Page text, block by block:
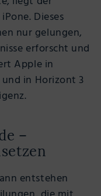
Dieses
nur gelungen,
erforscht und
Apple in
in Horizont 3
–
entstehen